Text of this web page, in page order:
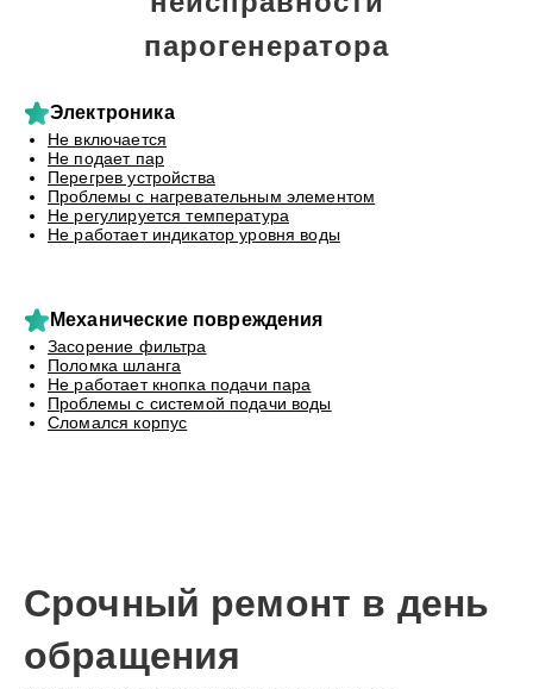
парогенератора
Электроника
Не включается
Не подает пар
Перегрев устройства
Проблемы с нагревательным элементом
Не регулируется температура
Не работает индикатор уровня воды
Механические повреждения
Засорение фильтра
Поломка шланга
Не работает кнопка подачи пара
Проблемы с системой подачи воды
Сломался корпус
Срочный ремонт в день
обращения